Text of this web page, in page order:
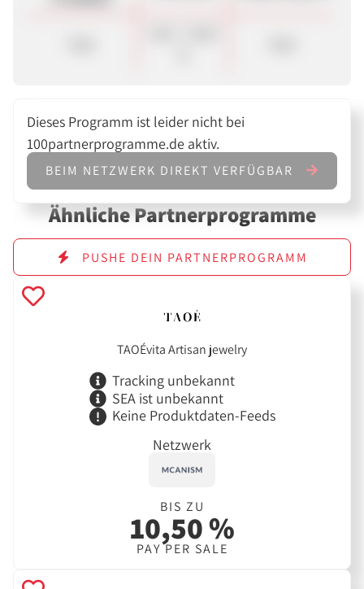
Dieses Programm ist leider nicht bei
100partnerprogramme.de aktiv.
BEIM NETZWERK DIREKT VERFÜGBAR
Ähnliche Partnerprogramme
PUSHE DEIN PARTNERPROGRAMM
TAOÉvita Artisan jewelry
Tracking unbekannt
SEA ist unbekannt
Keine Produktdaten-Feeds
Netzwerk
BIS ZU
10,50 %
PAY PER SALE